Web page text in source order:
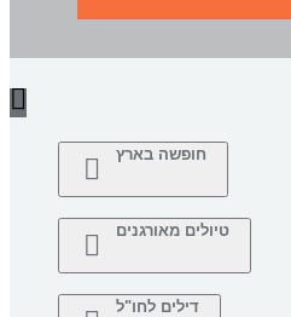
חופשה בארץ
טיולים מאורגנים
דילים לחו"ל